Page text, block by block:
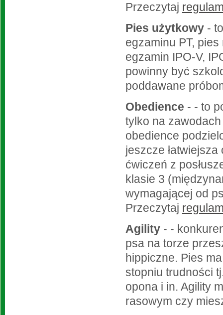
Przeczytaj
Pies użytkowy -
egzaminu PT,
egzamin IPO-V,
powinny być
poddawane
Obedience - - to
tylko na
obedience
jeszcze
ćwiczeń z
klasie 3
wymagającej od
Przeczytaj
Agility - -
psa na torze
hippiczne. Pies
stopniu trudności
opona i in. Agility
rasowym czy